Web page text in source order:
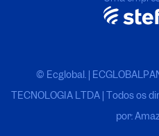
© Ecglobal. |
TECNOLOGIA LTDA | Todos os
por: